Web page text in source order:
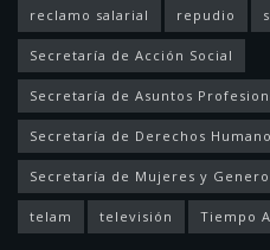
reclamo salarial repudio
Secretaría de Acción Social
Secretaría de Asuntos
Secretaría de Derechos
Secretaría de Mujeres y
telam televisión Tiempo